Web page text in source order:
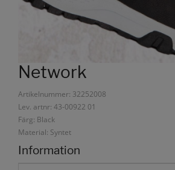
Network
Artikelnummer: 32252008
Lev. artnr: 43-00922 01
Färg: Black
Material: Syntet
Information